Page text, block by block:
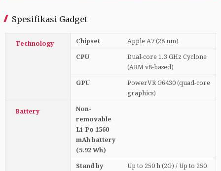
Spesifikasi Gadget
Technology Chipset Apple A7 (28 nm)
CPU
Dual-core 1.3 GHz Cyclone
(ARM v8-based)
GPU
PowerVR G6430 (quad-core
graphics)
Battery
Non-
removable
Li-Po 1560
mAh battery
(5.92 Wh)
Stand by
Up to 250 h (2G) / Up to 250